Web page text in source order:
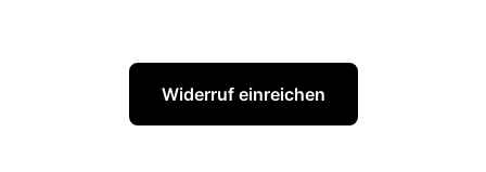
Widerruf einreichen